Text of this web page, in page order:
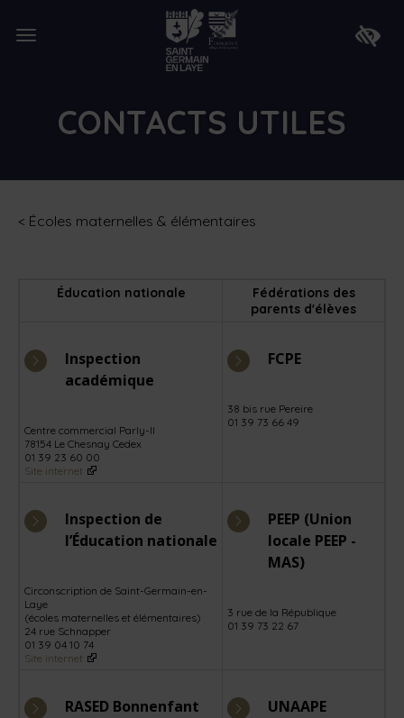
Ouvrir
Lien
de
retour
à
la
Faire
CONTACTS UTILES
< Écoles maternelles & élémentaires
Éducation nationale
Fédérations des
parents d'élèves
Inspection
académique
Centre commercial Parly-II
78154 Le Chesnay Cedex
01 39 23 60 00
Site internet
FCPE
38 bis rue Pereire
01 39 73 66 49
Inspection de
l’Éducation nationale
Circonscription de Saint-Germain-en-
Laye
(écoles maternelles et élémentaires)
24 rue Schnapper
01 39 04 10 74
Site internet
PEEP (Union
locale PEEP -
MAS)
3 rue de la République
01 39 73 22 67
RASED Bonnenfant UNAAPE